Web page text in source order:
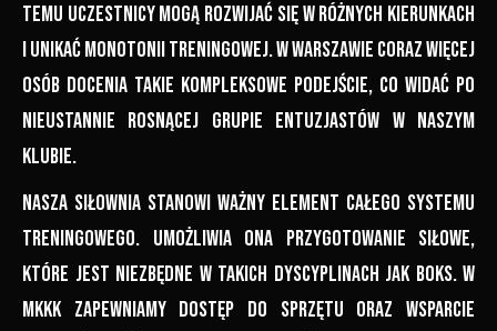
temu uczestnicy mogą rozwijać się w różnych kierunkach
i unikać monotonii treningowej. W Warszawie coraz więcej
osób docenia takie kompleksowe podejście, co widać po
nieustannie rosnącej grupie entuzjastów w naszym
klubie.
Nasza siłownia stanowi ważny element całego systemu
treningowego. Umożliwia ona przygotowanie siłowe,
które jest niezbędne w takich dyscyplinach jak boks. W
MKKK zapewniamy dostęp do sprzętu oraz wsparcie